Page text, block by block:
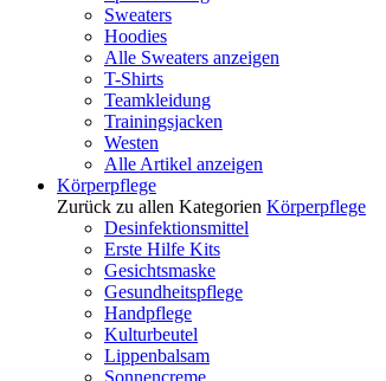
Sweaters
Hoodies
Alle Sweaters anzeigen
T-Shirts
Teamkleidung
Trainingsjacken
Westen
Alle Artikel anzeigen
Körperpflege
Zurück zu allen Kategorien Körperpflege
Desinfektionsmittel
Erste Hilfe Kits
Gesichtsmaske
Gesundheitspflege
Handpflege
Kulturbeutel
Lippenbalsam
Sonnencreme